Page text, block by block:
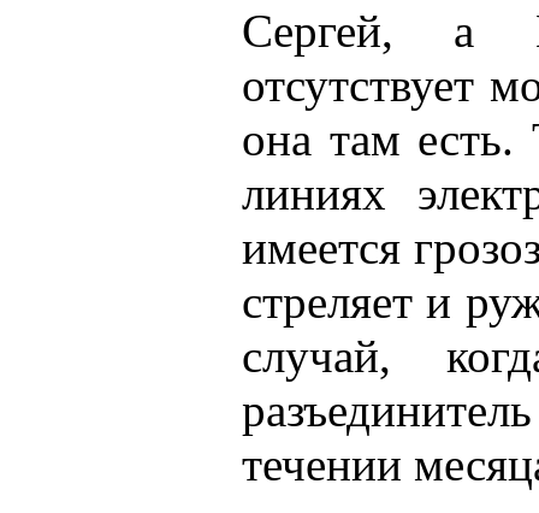
Сергей, а
отсутствует
она там
линиях
имеется
стреляет и
случай,
течении